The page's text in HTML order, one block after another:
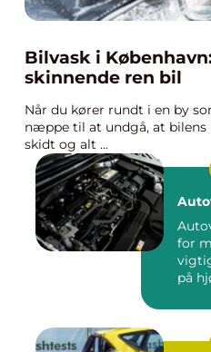
Bilvask i
skinnende ren bil
Når du kører rundt i en by
næppe til at undgå, at bilens
skidt og alt ...
for
på